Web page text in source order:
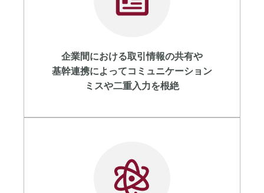
企業間における取引情報の共有や
基幹連携によってコミュニケーション
ミスや二重入力を根絶